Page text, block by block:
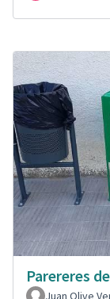
Parereres
Juan Olive